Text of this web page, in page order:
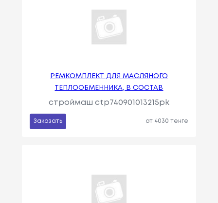
РЕМКОМПЛЕКТ ДЛЯ МАСЛЯНОГО
ТЕПЛООБМЕННИКА, В СОСТАВ
строймаш ctp740901013215pk
Заказать от 4030 тенге